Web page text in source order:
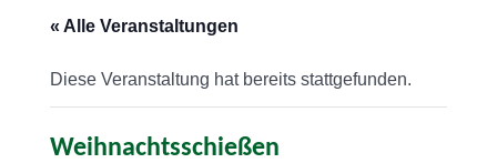
« Alle Veranstaltungen
Diese Veranstaltung hat bereits stattgefunden.
Weihnachtsschießen